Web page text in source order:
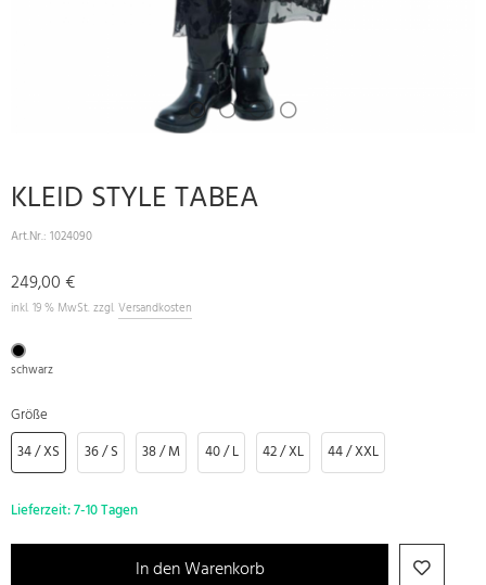
KLEID STYLE TABEA
Art.Nr.: 1024090
249,00 €
inkl. 19 % MwSt. zzgl. Versandkosten
schwarz
Größe
34 / XS
36 / S 38 / M 40 / L 42 / XL 44 / XXL
Lieferzeit:7-10 Tagen
In den Warenkorb